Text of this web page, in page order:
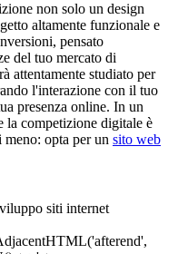
non solo un design
altamente funzionale e
pensato
del tuo mercato di
attentamente studiato per
l'interazione con il tuo
presenza online. In un
la competizione digitale è
meno: opta per un sito web